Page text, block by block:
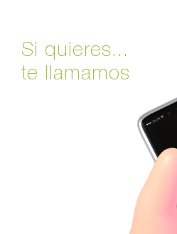
Si quieres...
te llamamos